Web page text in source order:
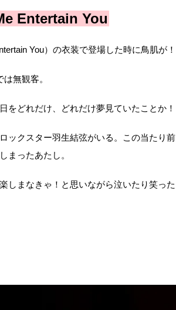
Entertain You
You）の衣装で登場した時に鳥肌が！
無観客。
をどれだけ、どれだけ夢見ていたことか！
ックスター羽生結弦がいる。この当たり前
まったあたし。
しまなきゃ！と思いながら泣いたり笑った